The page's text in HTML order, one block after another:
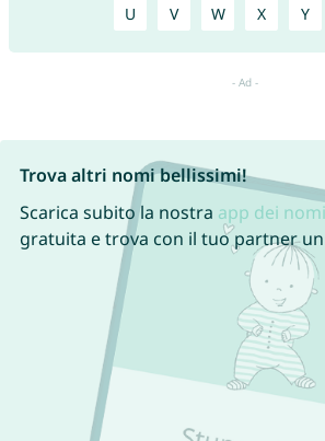
U V W X Y
Trova altri nomi bellissimi!
Scarica subito la nostra app dei
gratuita e trova con il tuo partner